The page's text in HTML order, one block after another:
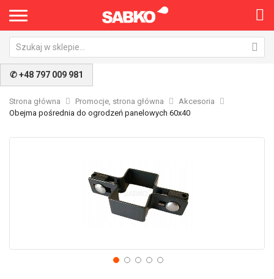
✆ +48 797 009 981
Strona główna Promocje, strona główna
Akcesoria
Obejma pośrednia do ogrodzeń panelowych 60x40